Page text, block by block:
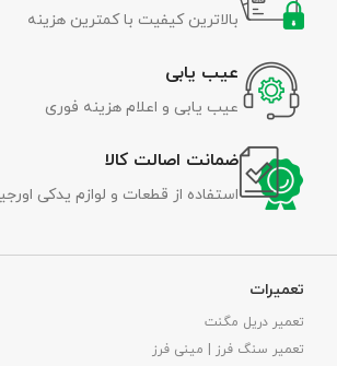
بالاترین کیفیت با کمترین هزینه
عیب یابی
عیب یابی و اعلام هزینه فوری
ضمانت اصالت کالا
استفاده از قطعات و لوازم یدکی
تعمیرات
تعمیر دریل مگنت
تعمیر سنگ فرز | مینی فرز